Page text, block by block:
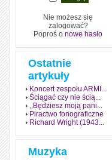
Nie możesz się
zalogować?
Poproś o nowe hasło
Ostatnie
artykuły
Koncert zespołu ARMI...
Ściągać czy nie ścią...
,,Będziesz moją pani...
Piractwo fonograficzne
Richard Wright (1943...
Muzyka